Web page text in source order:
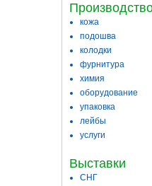
кожа
подошва
колодки
фурнитура
химия
оборудование
упаковка
лейбы
услуги
Выставки
СНГ